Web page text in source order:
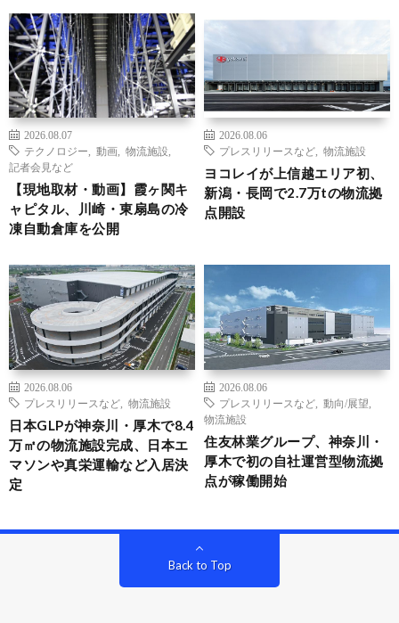
2026.08.07
テクノロジー
動画 物流施設
記者会見など
【現地取材・動画】霞ヶ関キ
ャピタル、川崎・東扇島の冷
凍自動倉庫を公開
2026.08.06
プレスリリースなど
物流施設
ヨコレイが上信越エリア初、
新潟・長岡で2.7万tの物流拠
点開設
2026.08.06
プレスリリースなど
物流施設
日本GLPが神奈川・厚木で8.4
万㎡の物流施設完成、日本エ
マソンや真栄運輸など入居決
定
2026.08.06
プレスリリースなど
動向/展望
物流施設
住友林業グループ、神奈川・
厚木で初の自社運営型物流拠
点が稼働開始
Back to Top